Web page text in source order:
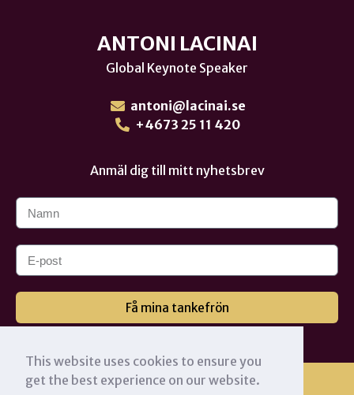
This website uses cookies to ensure you
get the best experience on our website.
ANTONI LACINAI
Global Keynote Speaker
antoni@lacinai.se
+4673 25 11 420
Anmäl dig till mitt nyhetsbrev
Få mina tankefrön